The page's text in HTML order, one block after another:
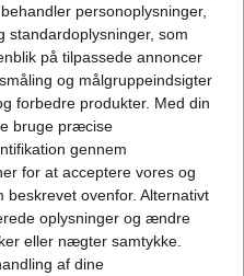
personoplysninger,
standardoplysninger, som
på tilpassede annoncer
og målgruppeindsigter
forbedre produkter. Med din
bruge præcise
gennem
for at acceptere vores og
ovenfor. Alternativt
oplysninger og ændre
eller nægter samtykke.
af dine
er placeringen i
(7) 3. Mallorca
(6) 6. Paris (3) 7.
(11) 9. Rom (4)
(9) 12. Phuket (19)
(12) 15. New York
18. Bali 19. Dubai